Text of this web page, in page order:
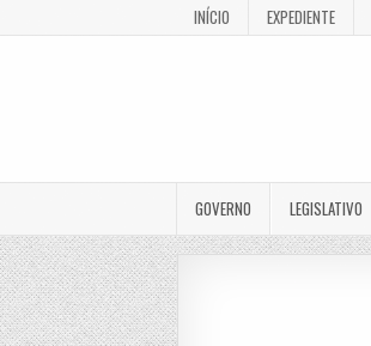
INÍCIO EXPEDIENTE
GOVERNO LEGISLATIVO